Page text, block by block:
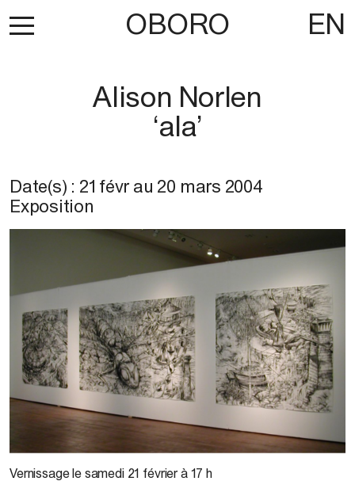
OBORO EN
Alison Norlen
‘ala’
Date(s) : 21 févr au 20 mars 2004
Exposition
Vernissage le samedi 21 février à 17 h